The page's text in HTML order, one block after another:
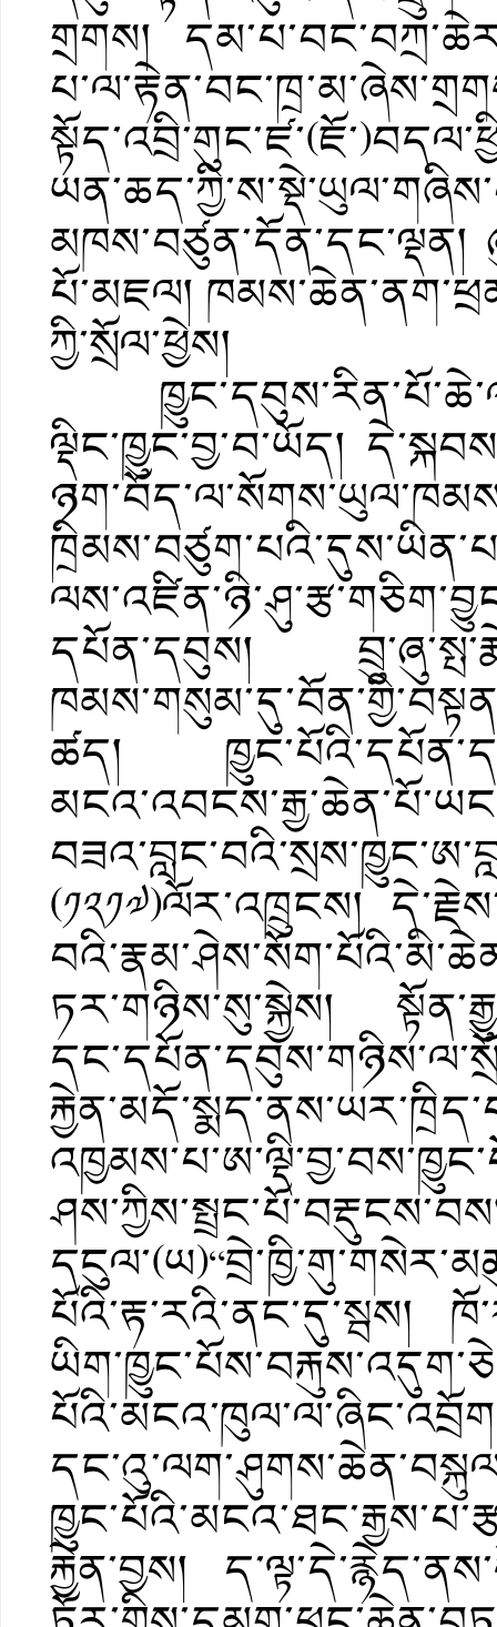
གྲགས།
མཁས་བཙུན་དོན་དང་ལྡན།
པོ་མཇལ།
ཀྱི་སྲོལ་ཕྱེས།
ལྡིང་ཁྱུང་བྱ་བ་ཡོད།
དཔོན་དབུས།
ཚད།
(༡༢༡༧)ལོར་འཁྲུངས།
ཏར་གཉིས་སུ་སྐྱེས།
པོའི་རྟ་རའི་ནང་དུ་སྦས།
རྐྱེན་བྱས།